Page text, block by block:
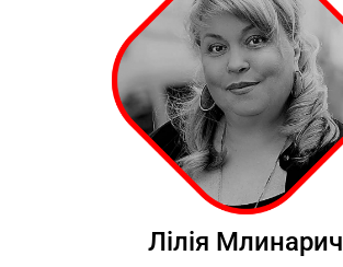
Лілія Млинарич